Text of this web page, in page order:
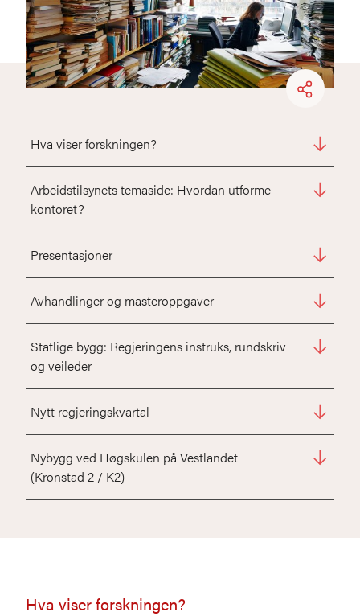
Hva viser forskningen?
Arbeidstilsynets temaside: Hvordan utforme
kontoret?
Presentasjoner
Avhandlinger og masteroppgaver
Statlige bygg: Regjeringens instruks, rundskriv
og veileder
Nytt regjeringskvartal
Nybygg ved Høgskulen på Vestlandet
(Kronstad 2 / K2)
Hva viser forskningen?